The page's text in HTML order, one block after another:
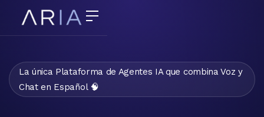
La única Plataforma de Agentes IA que combina Voz y
Chat en Español 🧠